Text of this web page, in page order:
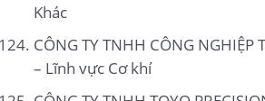
Khác
CÔNG TY TNHH CÔNG NGHIỆP
– Lĩnh vực Cơ khí